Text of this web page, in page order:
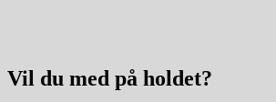
Vil du med på holdet?